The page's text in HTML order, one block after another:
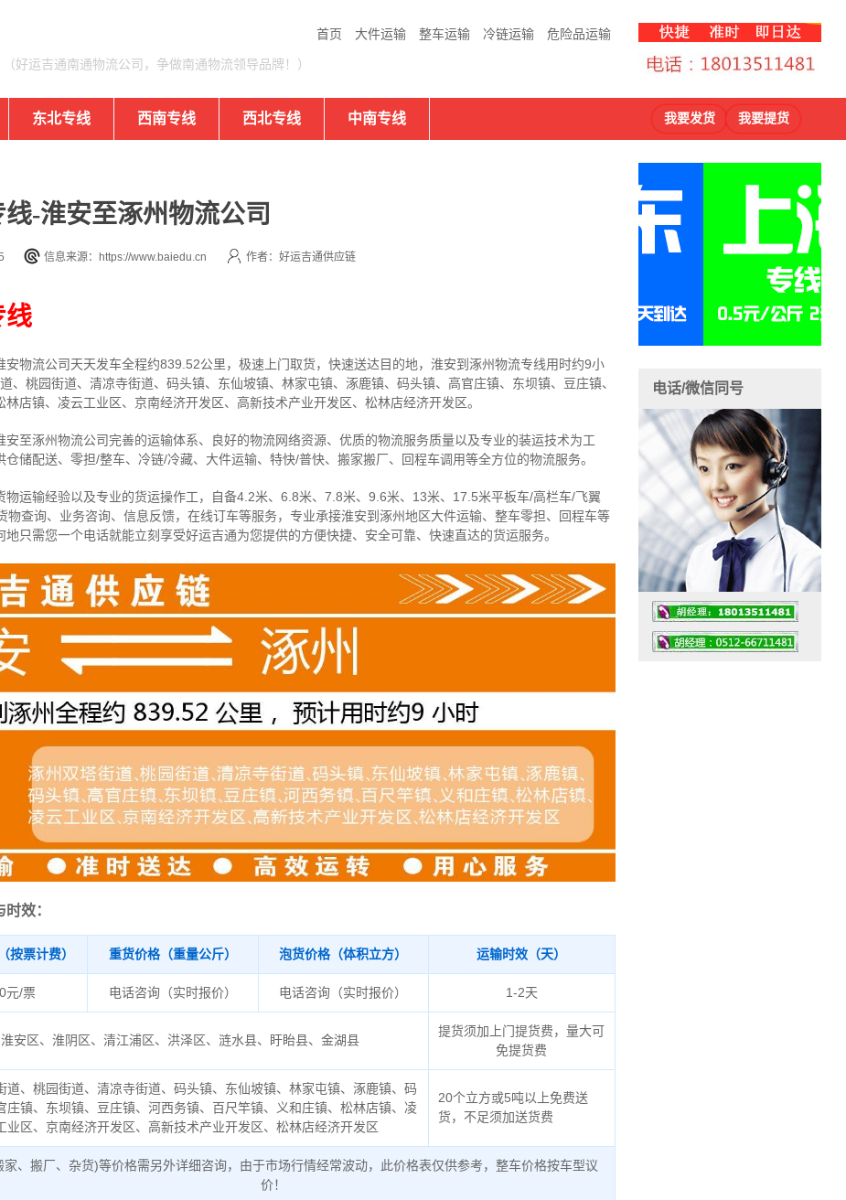
首页 大件运输 整车运输 冷链运输 危险品运输
（好运吉通南通物流公司，争做南通物流领导品牌！）
东北专线 西南专线 西北专线 中南专线 我要发货 我要提货
-淮安至涿州物流公司
信息来源：https://www.baiedu.cn 作者：好运吉通供应链
线
安物流公司天天发车全程约839.52公里， 极速上门取货，快速送达目的地，淮安到涿州物流专线用时约9小
、桃园街道、清凉寺街道、码头镇、东仙坡镇、林家屯镇、涿鹿镇、码头镇、高官庄镇、东坝镇、豆庄镇、
店镇、凌云工业区、京南经济开发区、高新技术产业开发区、松林店经济开发区。
至涿州物流公司完善的运输体系、良好的物流网络资源、优质的物流服务质量以及专业的装运技术为工
仓储配送、零担/整车、冷链/冷藏、大件运输、特快/普快、搬家搬厂、回程车调用等全方位的物流服务。
物运输经验以及专业的货运操作工，自备4.2米、6.8米、7.8米、9.6米、13米、17.5米平板车/高栏车/飞翼
物查询、业务咨询、信息反馈，在线订车等服务， 专业承接淮安到涿州地区大件运输、整车零担、回程车等
地只需您一个电话就能立刻享受好运吉通为您提供的方便快捷、安全可靠、快速直达的货运服务。
效：
按票计费） 重货价格（重量公斤） 泡货价格（体积立方） 运输时效（天）
元/票 电话咨询（实时报价） 电话咨询（实时报价） 1-2天
淮安区、淮阴区、清江浦区、洪泽区、涟水县、盱眙县、金湖县
提货须加上门提货费，量大可
免提货费
道、桃园街道、清凉寺街道、码头镇、东仙坡镇、林家屯镇、涿鹿镇、码
庄镇、东坝镇、豆庄镇、河西务镇、百尺竿镇、义和庄镇、松林店镇、凌
业区、京南经济开发区、高新技术产业开发区、松林店经济开发区
20个立方或5吨以上免费送
货，不足须加送货费
家、搬厂、杂货)等价格需另外详细咨询，由于市场行情经常波动，此价格表仅供参考，整车价格按车型议
价！
电话/微信同号